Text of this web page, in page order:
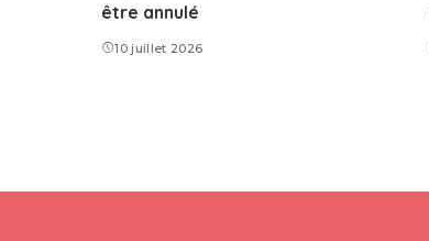
être annulé
10 juillet 2026